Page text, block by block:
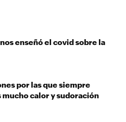
enseñó el covid sobre la
por las que siempre
mucho calor y sudoración